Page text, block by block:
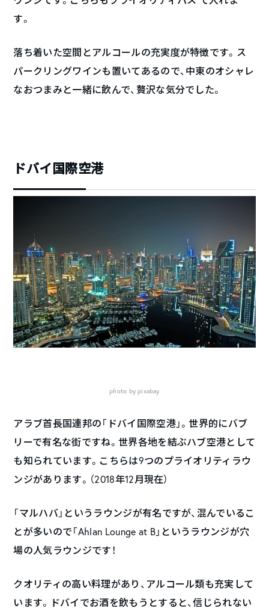
す。
落ち着いた空間とアルコールの充実度が特徴です。ス
パークリングワインも置いてあるので、中東のオシャレ
なおつまみと一緒に飲んで、贅沢な気分でした。
ドバイ国際空港
photo by pixabay
アラブ首長国連邦の「ドバイ国際空港」。世界的にバブ
リーで有名な街ですね。世界各地を結ぶハブ空港として
も知られています。こちらは9つのプライオリティラウ
ンジがあります。（2018年12月現在）
「マルハバ」というラウンジが有名ですが、混んでいるこ
とが多いので「Ahlan Lounge at B」というラウンジが穴
場の人気ラウンジです！
クオリティの高い料理があり、アルコール類も充実して
います。ドバイでお酒を飲もうとすると、信じられない